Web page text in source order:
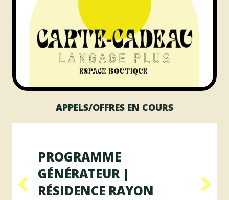
APPELS/OFFRES EN COURS
PROGRAMME
GÉNÉRATEUR |
RÉSIDENCE RAYON